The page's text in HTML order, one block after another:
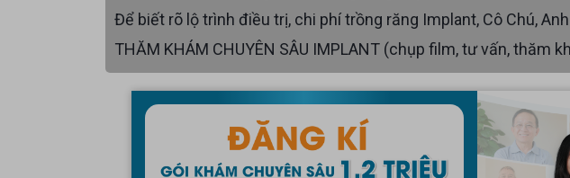
Để biết rõ lộ trình điều trị, chi phí trồng răng Implant, Cô Chú, Anh Chị để lại thông tin nhận ngay GÓI
THĂM KHÁM CHUYÊN SÂU IMPLANT (chụp film, tư vấn, thăm